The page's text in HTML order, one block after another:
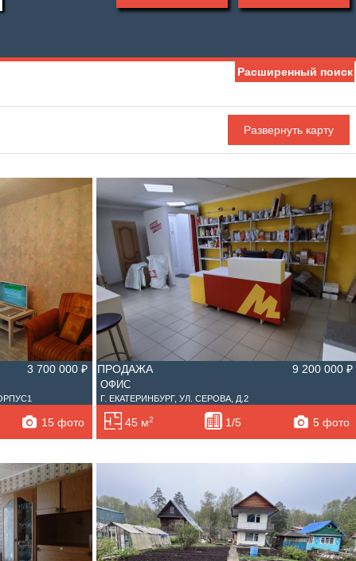
Обмен
Расширенный поиск
3 700 000 ₽
15 фото
ПРОДАЖА 9 200 000 ₽
ОФИС
Г. ЕКАТЕРИНБУРГ, УЛ. СЕРОВА, Д.2
45 м2 1/5 5 фото